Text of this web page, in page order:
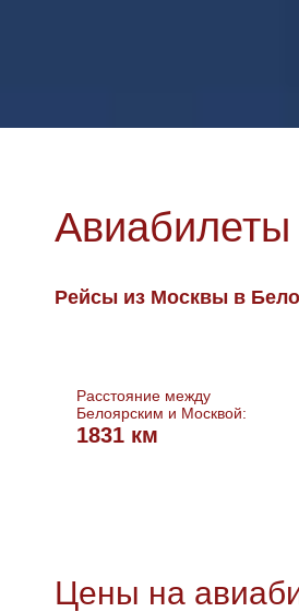
Рейсы из Москвы в
Расстояние между
Белоярским и Москвой:
1831 км
Цены на